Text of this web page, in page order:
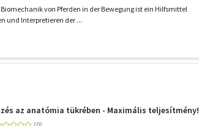
von Pferden in der Bewegung ist ein Hilfsmittel
und Interpretieren der ...
az anatómia tükrében - Maximális teljesítmény!